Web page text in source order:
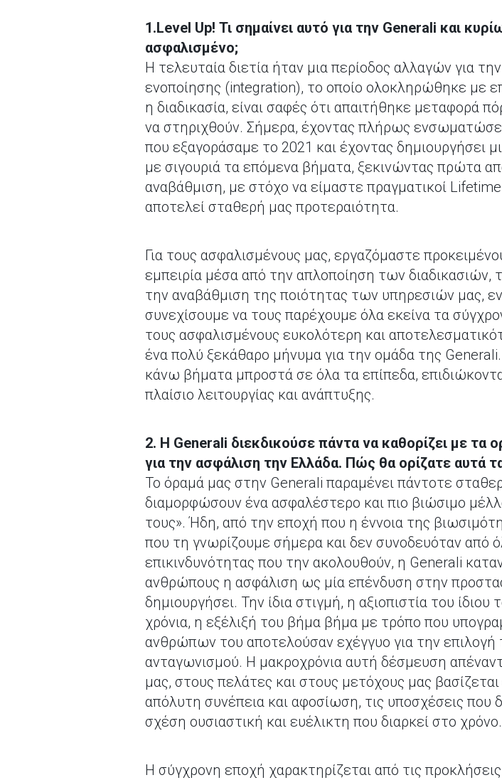
1.Level Up! Τι σημαίνει αυτό για την Generali και
ασφαλισμένο;
Η τελευταία διετία ήταν μια περίοδος αλλαγών για
ενοποίησης (integration), το οποίο ολοκληρώθηκε με
η διαδικασία, είναι σαφές ότι απαιτήθηκε μεταφορά
να στηριχθούν. Σήμερα, έχοντας πλήρως
που εξαγοράσαμε το 2021 και έχοντας δημιουργήσει
με σιγουριά τα επόμενα βήματα, ξεκινώντας πρώτα
αναβάθμιση, με στόχο να είμαστε πραγματικοί
αποτελεί σταθερή μας προτεραιότητα.
Για τους ασφαλισμένους μας, εργαζόμαστε
εμπειρία μέσα από την απλοποίηση των
την αναβάθμιση της ποιότητας των υπηρεσιών μας,
συνεχίσουμε να τους παρέχουμε όλα εκείνα τα
τους ασφαλισμένους ευκολότερη και
ένα πολύ ξεκάθαρο μήνυμα για την ομάδα της
κάνω βήματα μπροστά σε όλα τα επίπεδα,
πλαίσιο λειτουργίας και ανάπτυξης.
2. H Generali διεκδικούσε πάντα να καθορίζει με
για την ασφάλιση την Ελλάδα. Πώς θα ορίζατε αυτά
Το όραμά μας στην Generali παραμένει πάντοτε
διαμορφώσουν ένα ασφαλέστερο και πιο βιώσιμο
τους». Ήδη, από την εποχή που η έννοια της
που τη γνωρίζουμε σήμερα και δεν συνοδευόταν από
επικινδυνότητας που την ακολουθούν, η Generali
ανθρώπους η ασφάλιση ως μία επένδυση στην
δημιουργήσει. Την ίδια στιγμή, η αξιοπιστία του
χρόνια, η εξέλιξή του βήμα βήμα με τρόπο που
ανθρώπων του αποτελούσαν εχέγγυο για την επιλογή
ανταγωνισμού. Η μακροχρόνια αυτή δέσμευση
μας, στους πελάτες και στους μετόχους μας
απόλυτη συνέπεια και αφοσίωση, τις υποσχέσεις που
σχέση ουσιαστική και ευέλικτη που διαρκεί στο χρόνο.
Η σύγχρονη εποχή χαρακτηρίζεται από τις